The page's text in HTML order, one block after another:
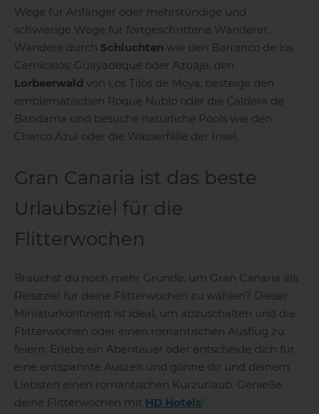
Gran Canaria
Wege für Anfänger oder mehrstündige und
schwierige Wege für fortgeschrittene Wanderer.
Wandere durch Schluchten wie den Barranco de los
Cernícalos, Guayadeque oder Azuaje, den
Lorbeerwald von Los Tilos de Moya, besteige den
emblematischen Roque Nublo oder die Caldera de
Bandama und besuche natürliche Pools wie den
Charco Azul oder die Wasserfälle der Insel.
Gran Canaria ist das beste
Urlaubsziel für die
Flitterwochen
Brauchst du noch mehr Gründe, um Gran Canaria als
Reiseziel für deine Flitterwochen zu wählen? Dieser
Miniaturkontinent ist ideal, um abzuschalten und die
Flitterwochen oder einen romantischen Ausflug zu
feiern. Erlebe ein Abenteuer oder entscheide dich für
eine entspannte Auszeit und gönne dir und deinem
Liebsten einen romantischen Kurzurlaub. Genieße
deine Flitterwochen mit HD Hotels!